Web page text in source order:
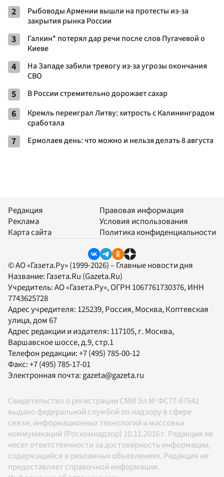
2
Рыбоводы Армении вышли на протесты из-за
закрытия рынка России
3
Галкин* потерял дар речи после слов Пугачевой о
Киеве
4
На Западе забили тревогу из-за угрозы окончания
СВО
5 В России стремительно дорожает сахар
6
Кремль переиграл Литву: хитрость с Калининградом
сработала
7 Ермолаев день: что можно и нельзя делать 8 августа
Редакция
Реклама
Карта сайта
Правовая информация
Условия использования
Политика конфиденциальности
© АО «Газета.Ру» (1999-2026) – Главные новости дня
Название: Газета.Ru (Gazeta.Ru)
Учредитель:АО «Газета.Ру», ОГРН 1067761730376, ИНН
7743625728
Адрес учредителя: 125239, Россия, Москва, Коптевская
улица, дом 67
Адрес редакции и издателя: 117105, г. Москва,
Варшавское шоссе, д.9, стр.1
Телефон редакции:+7 (495) 785-00-12
Факс:+7 (495) 785-17-01
Электронная почта: gazeta@gazeta.ru
Свидетельство о регистрации СМИ Эл № ФС77-67642
выдано федеральной службой по надзору в сфере
связи, информационных технологий и массовых
коммуникаций (Роскомнадзор) 10.11.2016 г. Редакция не
несет ответственности за достоверность информации,
содержащейся в рекламных объявлениях. Редакция не
предоставляет справочной информации.